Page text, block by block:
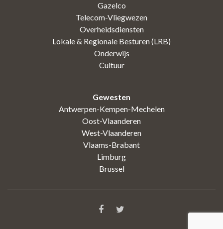
Gazelco
Telecom-Vliegwezen
Overheidsdiensten
Lokale & Regionale Besturen (LRB)
Onderwijs
Cultuur
Gewesten
Antwerpen-Kempen-Mechelen
Oost-Vlaanderen
West-Vlaanderen
Vlaams-Brabant
Limburg
Brussel